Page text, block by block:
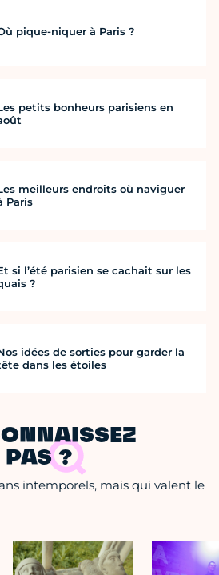
pique-niquer à Paris ?
petits bonheurs parisiens en
meilleurs endroits où naviguer
Paris
si l’été parisien se cachait sur les
?
idées de sorties pour garder la
dans les étoiles
PAS ?
intemporels, mais qui valent le